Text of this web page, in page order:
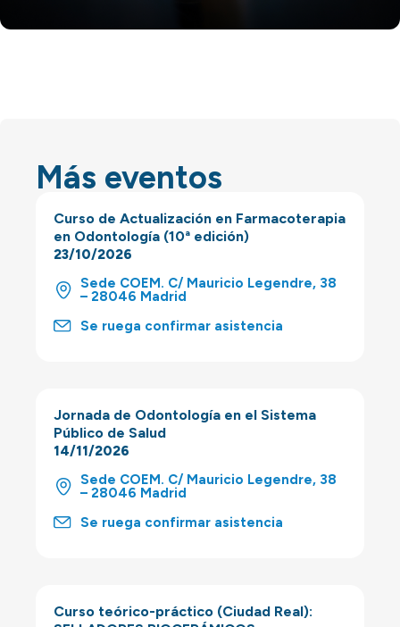
Más eventos
Curso de Actualización en Farmacoterapia
en Odontología (10ª edición)
23/10/2026
Sede COEM. C/ Mauricio Legendre, 38
– 28046 Madrid
Se ruega confirmar asistencia
Jornada de Odontología en el Sistema
Público de Salud
14/11/2026
Sede COEM. C/ Mauricio Legendre, 38
– 28046 Madrid
Se ruega confirmar asistencia
Curso teórico-práctico (Ciudad Real):